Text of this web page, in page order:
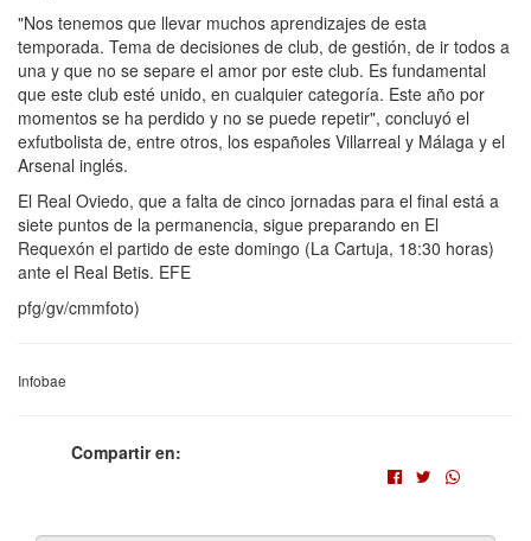
"Nos tenemos que llevar muchos aprendizajes de esta
temporada. Tema de decisiones de club, de gestión, de ir todos a
una y que no se separe el amor por este club. Es fundamental
que este club esté unido, en cualquier categoría. Este año por
momentos se ha perdido y no se puede repetir", concluyó el
exfutbolista de, entre otros, los españoles Villarreal y Málaga y el
Arsenal inglés.
El Real Oviedo, que a falta de cinco jornadas para el final está a
siete puntos de la permanencia, sigue preparando en El
Requexón el partido de este domingo (La Cartuja, 18:30 horas)
ante el Real Betis. EFE
pfg/gv/cmmfoto)
Infobae
Compartir en: